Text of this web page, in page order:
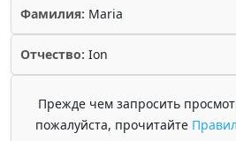
Фамилия: Maria
Отчество: Ion
Прежде чем запросить
пожалуйста, прочитайте